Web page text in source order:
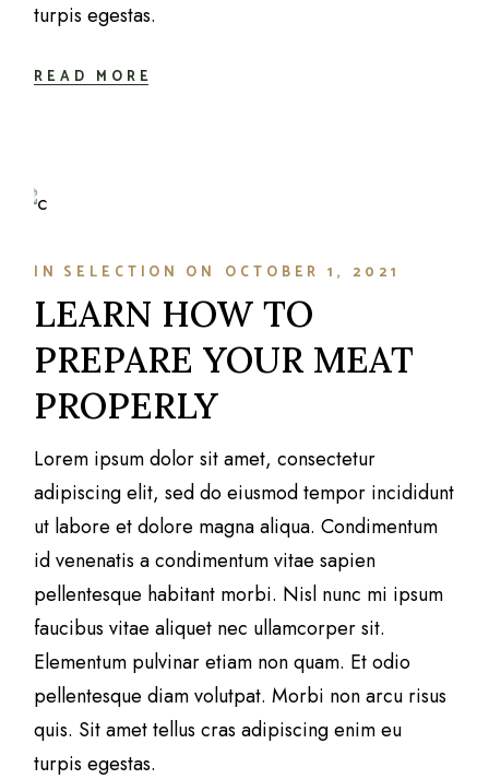
turpis egestas.
READ MORE
IN SELECTION ON OCTOBER 1, 2021
LEARN HOW TO
PREPARE YOUR MEAT
PROPERLY
Lorem ipsum dolor sit amet, consectetur
adipiscing elit, sed do eiusmod tempor incididunt
ut labore et dolore magna aliqua. Condimentum
id venenatis a condimentum vitae sapien
pellentesque habitant morbi. Nisl nunc mi ipsum
faucibus vitae aliquet nec ullamcorper sit.
Elementum pulvinar etiam non quam. Et odio
pellentesque diam volutpat. Morbi non arcu risus
quis. Sit amet tellus cras adipiscing enim eu
turpis egestas.